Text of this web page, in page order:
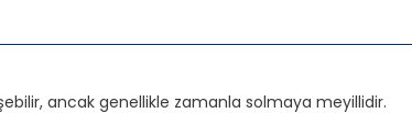
ancak genellikle zamanla solmaya meyillidir.